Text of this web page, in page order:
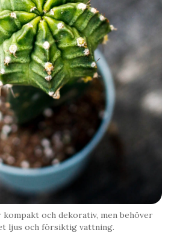
kompakt och dekorativ, men behöver
ljus och försiktig vattning.